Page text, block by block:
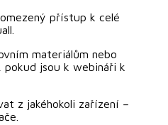
přístup k celé
materiálům nebo
pokud jsou k webináři k
z jakéhokoli zařízení –